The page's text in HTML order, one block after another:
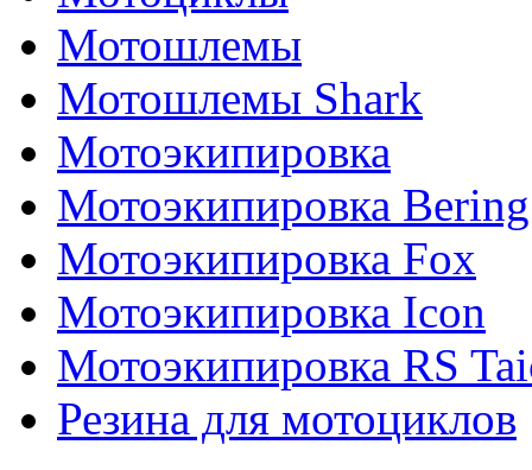
Мотошлемы
Мотошлемы Shark
Мотоэкипировка
Мотоэкипировка Bering
Мотоэкипировка Fox
Мотоэкипировка Icon
Мотоэкипировка RS
Резина для мотоциклов